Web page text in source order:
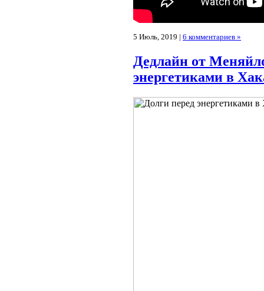
5 Июль, 2019 | 6 комментариев »
Дедлайн от
энергетиками в